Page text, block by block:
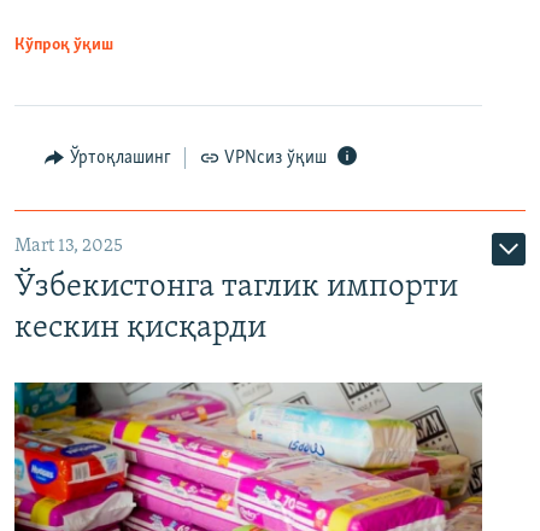
Кўпроқ ўқиш
Ўртоқлашинг VPNсиз ўқиш
Mart 13, 2025
Ўзбекистонга таглик импорти
кескин қисқарди